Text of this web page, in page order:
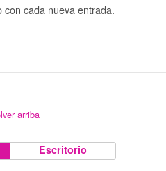
con cada nueva entrada.
arriba
Escritorio